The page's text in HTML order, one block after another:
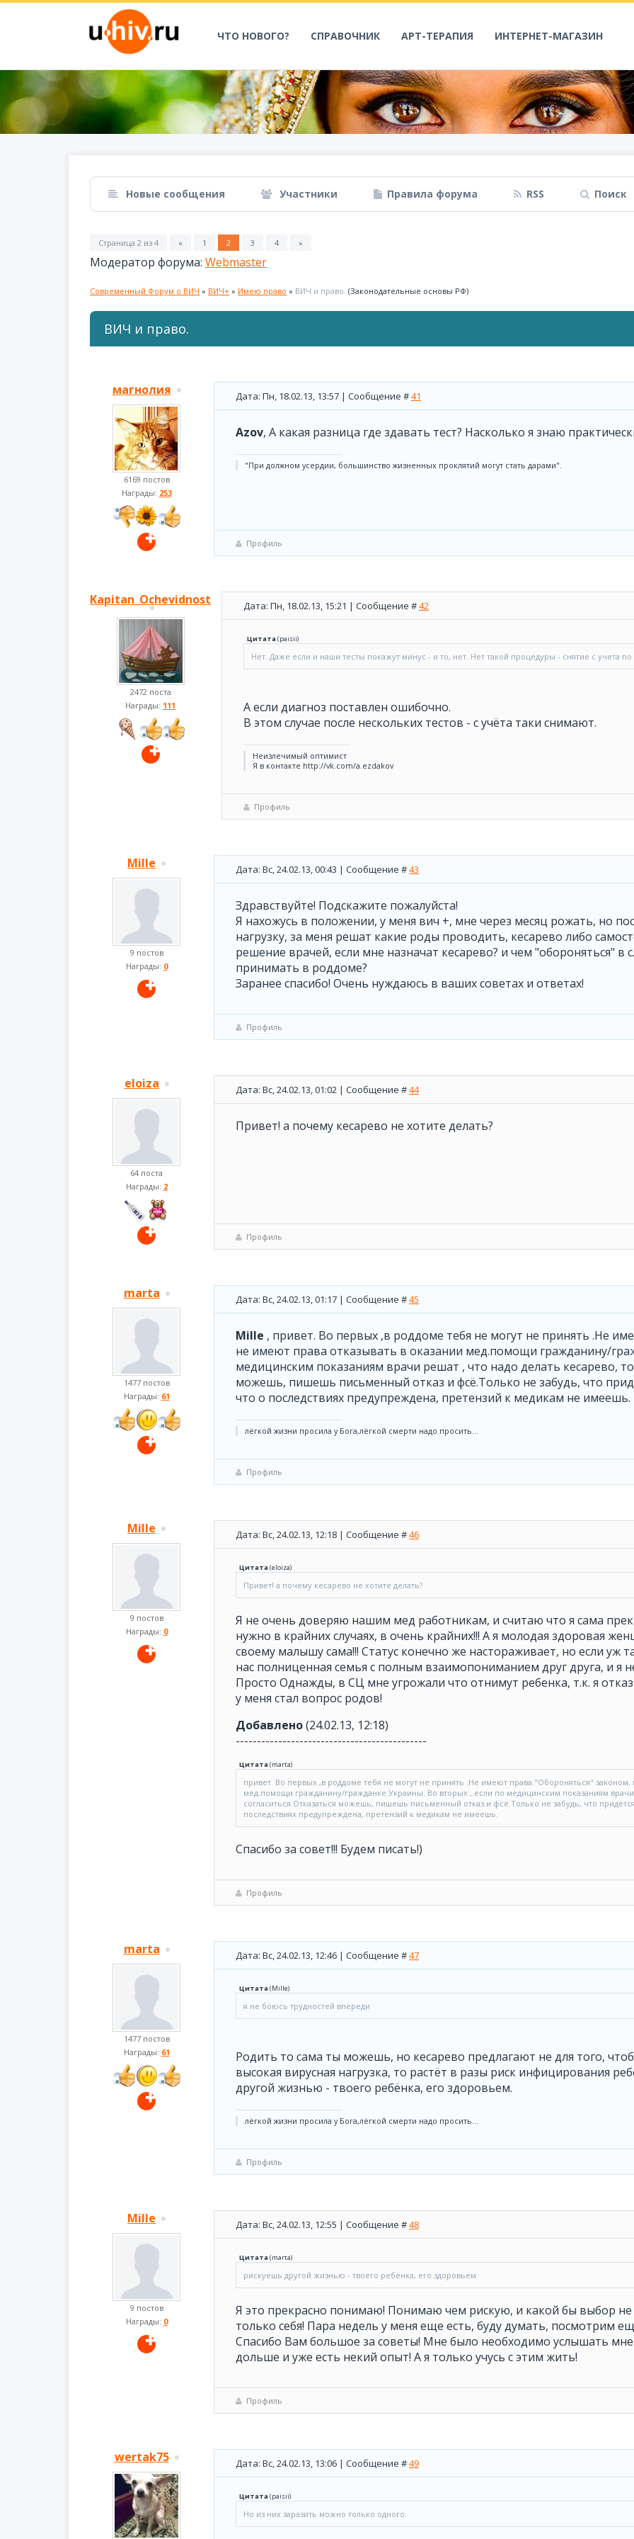
ЧТО НОВОГО? СПРАВОЧНИК АРТ-ТЕРАПИЯ ИНТЕРНЕТ-МАГАЗИН
Новые сообщения Участники Правила форума RSS Поиск
Страница 2 из 4 « 1 2 3 4 »
Модератор форума: Webmaster
Современный Форум о ВИЧ » ВИЧ+ » Имею право » ВИЧ и право. (Законодательные основы РФ)
ВИЧ и право.
магнолия
6169 постов
Награды: 253
Дата: Пн, 18.02.13, 13:57 | Сообщение #41
Azov, А какая разница где здавать тест? Насколько я знаю
"При должном усердии, большинство жизненных проклятий могут стать дарами".
Профиль
Kapitan_Ochevidnost
2472 поста
Награды: 111
Дата: Пн, 18.02.13, 15:21 | Сообщение #42
Цитата(paisii)
Нет. Даже если и наши тесты покажут минус - и то, нет. Нет такой процедуры - снятие с учета
А если диагноз поставлен ошибочно.
В этом случае после нескольких тестов - с учёта таки снимают.
Неизлечимый оптимист
Я в контакте http://vk.com/a.ezdakov
Профиль
Mille
9 постов
Награды: 0
Дата: Вс, 24.02.13, 00:43 | Сообщение #43
Здравствуйте! Подскажите пожалуйста!
Я нахожусь в положении, у меня вич +, мне через месяц рожать, но
нагрузку, за меня решат какие роды проводить, кесарево либо
решение врачей, если мне назначат кесарево? и чем "обороняться" в
принимать в роддоме?
Заранее спасибо! Очень нуждаюсь в ваших советах и ответах!
Профиль
eloiza
64 поста
Награды: 2
Дата: Вс, 24.02.13, 01:02 | Сообщение #44
Привет! а почему кесарево не хотите делать?
Профиль
marta
1477 постов
Награды: 61
Дата: Вс, 24.02.13, 01:17 | Сообщение #45
Mille , привет. Во первых ,в роддоме тебя не могут не принять .Не
не имеют права отказывать в оказании мед.помощи гражданину/
медицинским показаниям врачи решат , что надо делать кесарево, то
можешь, пишешь письменный отказ и фсё.Только не забудь, что
что о последствиях предупреждена, претензий к медикам не имеешь.
лёгкой жизни просила у Бога,лёгкой смерти надо просить...
Профиль
Mille
9 постов
Награды: 0
Дата: Вс, 24.02.13, 12:18 | Сообщение #46
Цитата(eloiza)
Привет! а почему кесарево не хотите делать?
Я не очень доверяю нашим мед работникам, и считаю что я сама
нужно в крайних случаях, в очень крайних!!! А я молодая здоровая
своему малышу сама!!! Статус конечно же настораживает, но если уж
нас полниценная семья с полным взаимопониманием друг друга, и я
Просто Однажды, в СЦ мне угрожали что отнимут ребенка, т.к. я
у меня стал вопрос родов!
Добавлено(24.02.13, 12:18)
---------------------------------------------
Цитата(marta)
привет. Во первых ,в роддоме тебя не могут не принять .Не имеют права."Обороняться" законом,
мед.помощи гражданину/гражданке Украины. Во вторых , если по медицинским показаниям врачи
согласиться.Отказаться можешь, пишешь письменный отказ и фсё.Только не забудь, что
последствиях предупреждена, претензий к медикам не имеешь.
Спасибо за совет!!! Будем писать!)
Профиль
marta
1477 постов
Награды: 61
Дата: Вс, 24.02.13, 12:46 | Сообщение #47
Цитата(Mille)
я не боюсь трудностей впереди
Родить то сама ты можешь, но кесарево предлагают не для того,
высокая вирусная нагрузка, то растёт в разы риск инфицирования
другой жизнью - твоего ребёнка, его здоровьем.
лёгкой жизни просила у Бога,лёгкой смерти надо просить...
Профиль
Mille
9 постов
Награды: 0
Дата: Вс, 24.02.13, 12:55 | Сообщение #48
Цитата(marta)
рискуешь другой жизнью - твоего ребёнка, его здоровьем.
Я это прекрасно понимаю! Понимаю чем рискую, и какой бы выбор не
только себя! Пара недель у меня еще есть, буду думать, посмотрим
Спасибо Вам большое за советы! Мне было необходимо услышать
дольше и уже есть некий опыт! А я только учусь с этим жить!
Профиль
wertak75 Дата: Вс, 24.02.13, 13:06 | Сообщение #49
Цитата(paisii)
Но из них заразить можно только одного.